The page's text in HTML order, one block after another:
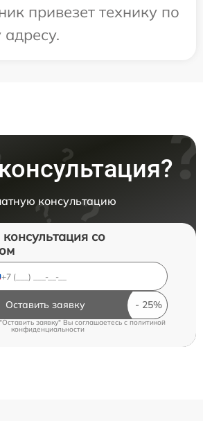
привезет технику по
консультацию
со
Оставить заявку
заявку" Вы соглашаетесь c политикой
конфиденциальности